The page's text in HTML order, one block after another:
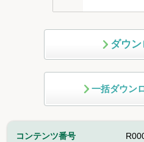
ダウ
一括ダウン
コンテンツ番号